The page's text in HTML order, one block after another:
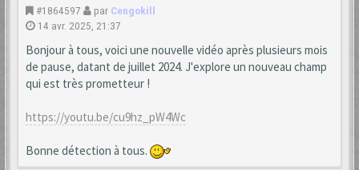
#1864597 par Cengokill
14 avr. 2025, 21:37
Bonjour à tous, voici une nouvelle vidéo après plusieurs mois
de pause, datant de juillet 2024. J'explore un nouveau champ
qui est très prometteur !
https://youtu.be/cu9hz_pW4Wc
Bonne détection à tous.